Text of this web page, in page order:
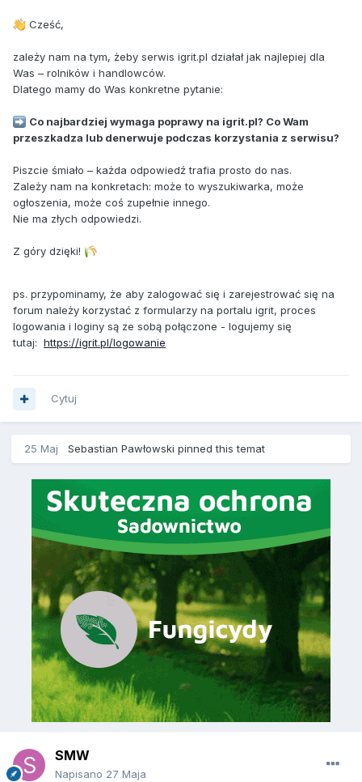
Cześć,
zależy nam na tym, żeby serwis igrit.pl działał jak najlepiej dla
Was – rolników i handlowców.
Dlatego mamy do Was konkretne pytanie:
Co najbardziej wymaga poprawy na igrit.pl? Co Wam
przeszkadza lub denerwuje podczas korzystania z serwisu?
Piszcie śmiało – każda odpowiedź trafia prosto do nas.
Zależy nam na konkretach: może to wyszukiwarka, może
ogłoszenia, może coś zupełnie innego.
Nie ma złych odpowiedzi.
Z góry dzięki!
ps. przypominamy, że aby zalogować się i zarejestrować się na
forum należy korzystać z formularzy na portalu igrit, proces
logowania i loginy są ze sobą połączone - logujemy się
tutaj: https://igrit.pl/logowanie
Cytuj
25 Maj Sebastian Pawłowski pinned this temat
SMW
Napisano 27 Maja